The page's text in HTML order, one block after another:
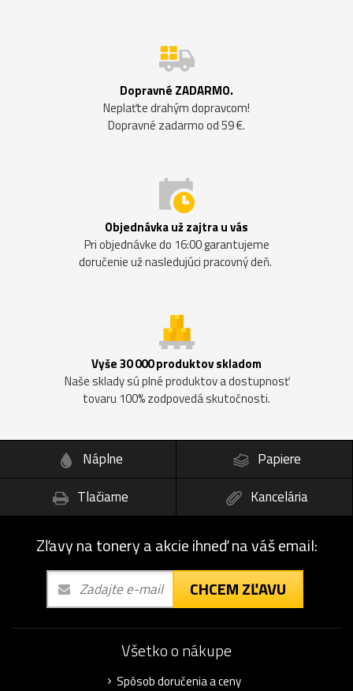
Dopravné ZADARMO.
Neplaťte drahým dopravcom!
Dopravné zadarmo od 59 €.
Objednávka už zajtra u vás
Pri objednávke do 16:00 garantujeme
doručenie už nasledujúci pracovný deň.
Vyše 30 000 produktov skladom
Naše sklady sú plné produktov a dostupnosť
tovaru 100% zodpovedá skutočnosti.
Náplne
Papiere
Tlačiarne
Kancelária
Zľavy na tonery a akcie ihneď na váš email:
CHCEM ZĽAVU
Všetko o nákupe
Spôsob doručenia a ceny